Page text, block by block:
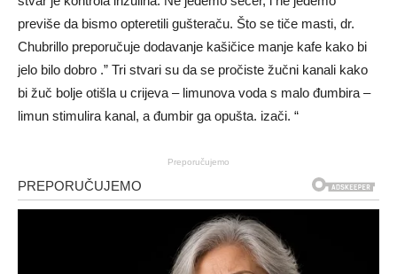
previše da bismo opteretili gušteraču. Što se tiče masti, dr.
Chubrillo preporučuje dodavanje kašičice manje kafe kako bi
jelo bilo dobro .” Tri stvari su da se pročiste žučni kanali kako
bi žuč bolje otišla u crijeva – limunova voda s malo đumbira –
limun stimulira kanal, a đumbir ga opušta. izači. “
Preporučujemo